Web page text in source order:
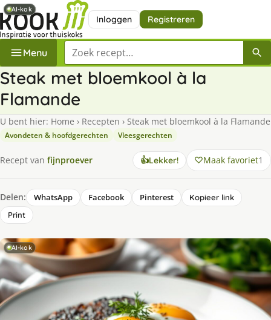
Inloggen Registreren
Menu Zoek een recept
Steak met bloemkool à la
Flamande
U bent hier: Home › Recepten › Steak met bloemkool à la Flamande
Avondeten & hoofdgerechten Vleesgerechten
Recept van fijnproever 👍Lekker! Maak favoriet1
Delen: WhatsApp Facebook Pinterest
Kopieer link
Print
AI-kok
AI-kok
AI-kok